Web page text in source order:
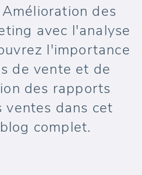
des
avec l'analyse
l'importance
de vente et de
des rapports
ventes dans cet
complet.